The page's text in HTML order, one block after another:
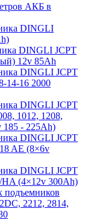
АКБ в
DINGLI
DINGLI JCPT
12v 85Ah
DINGLI JCPT
14-16 2000
DINGLI JCPT
1012, 1208,
185 - 225Ah)
DINGLI JCPT
AE (8×6v
DINGLI JCPT
HA (4×12v 300Ah)
подъемников
2212, 2814,